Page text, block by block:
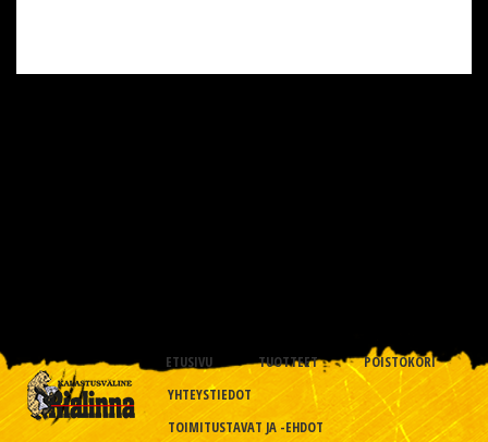
ETUSIVU TUOTTEET
POISTOKORI
YHTEYSTIEDOT
TOIMITUSTAVAT JA -EHDOT